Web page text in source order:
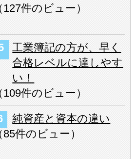
127件のビュー ）
工業簿記の方が、早く
合格レベルに達しやす
い！
109件のビュー ）
純資産と資本の違い
85件のビュー ）